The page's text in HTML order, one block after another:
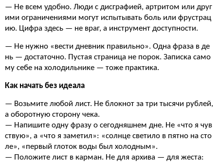
— Не всем удобно. Люди с дисграфией, артритом или друг
ими ограничениями могут испытывать боль или фрустрац
ию. Цифра здесь — не враг, а инструмент доступности.
— Не нужно «вести дневник правильно». Одна фраза в де
нь — достаточно. Пустая страница не порок. Записка само
му себе на холодильнике — тоже практика.
Как начать без идеала
— Возьмите любой лист. Не блокнот за три тысячи рублей,
а оборотную сторону чека.
— Напишите одну фразу о сегодняшнем дне. Не «что я чув
ствую», а «что я заметил»: «солнце светило в пятно на сто
ле», «первый глоток воды был холодным».
— Положите лист в карман. Не для архива — для жеста: